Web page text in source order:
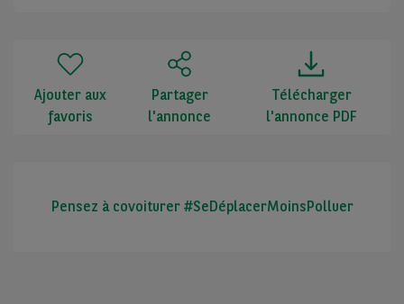
Ajouter aux
favoris
Partager
l'annonce
Télécharger
l'annonce PDF
Pensez à covoiturer #SeDéplacerMoinsPolluer